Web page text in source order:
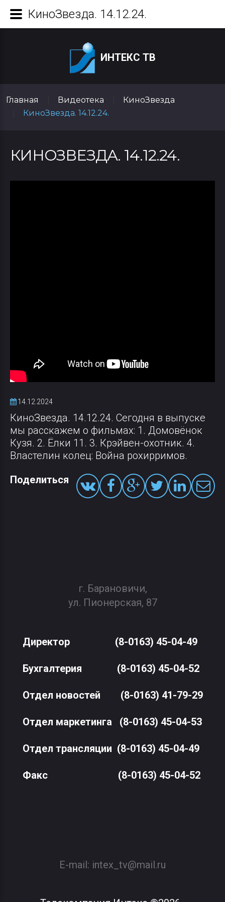
ИНТЕКС ТВ
Главная Видеотека
КиноЗвезда
КиноЗвезда. 14.12.24.
КИНОЗВЕЗДА. 14.12.24.
14.12.2024
КиноЗвезда. 14.12.24. Сегодня в выпуске
мы расскажем о фильмах: 1. Домовёнок
Кузя. 2. Ёлки 11. 3. Крэйвен-охотник. 4.
Властелин колец: Война рохирримов.
Поделиться
г. Барановичи,
ул. Пионерская, 87
Директор (8-0163) 45-04-49
Бухгалтерия (8-0163) 45-04-52
Отдел новостей (8-0163) 41-79-29
Отдел маркетинга (8-0163) 45-04-53
Отдел трансляции (8-0163) 45-04-49
Факс(8-0163) 45-04-52
E-mail: intex_tv@mail.ru
КиноЗвезда. 14.12.24.